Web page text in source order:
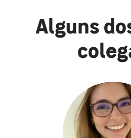
Alguns